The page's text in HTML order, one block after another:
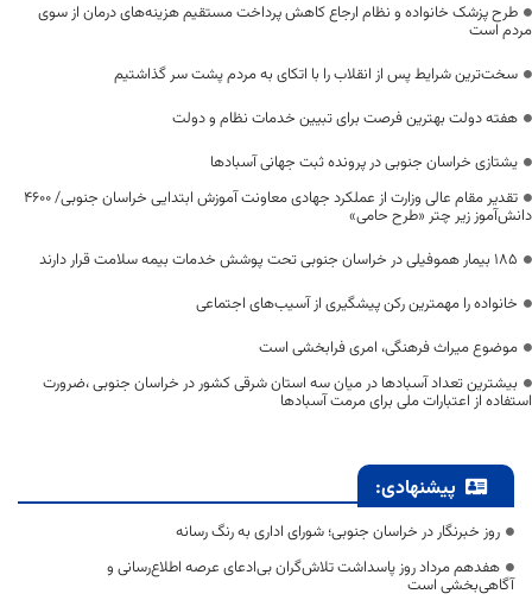
طرح پزشک خانواده و نظام ارجاع کاهش پرداخت مستقیم هزینه‌های درمان از سوی
مردم است
سخت‌ترین شرایط پس از انقلاب را با اتکای به مردم پشت سر گذاشتیم
هفته دولت بهترین فرصت برای تبیین خدمات نظام و دولت
یشتازی خراسان جنوبی در پرونده ثبت جهانی آسبادها
تقدیر مقام عالی وزارت از عملکرد جهادی معاونت آموزش ابتدایی خراسان جنوبی/ ۴۶۰۰
دانش‌آموز زیر چتر «طرح حامی»
۱۸۵ بیمار هموفیلی در خراسان جنوبی تحت پوشش خدمات بیمه سلامت قرار دارند
خانواده را مهمترین رکن پیشگیری از آسیب‌های اجتماعی
موضوع میراث فرهنگی، امری فرابخشی است
بیشترین تعداد آسبادها در میان سه استان شرقی کشور در خراسان جنوبی ،ضرورت
استفاده از اعتبارات ملی برای مرمت آسبادها
پیشنهادی:
روز خبرنگار در خراسان جنوبی؛ شورای اداری به رنگ رسانه
هفدهم مرداد روز پاسداشت تلاش‌گران بی‌ادعای عرصه اطلاع‌رسانی و
آگاهی‌بخشی است